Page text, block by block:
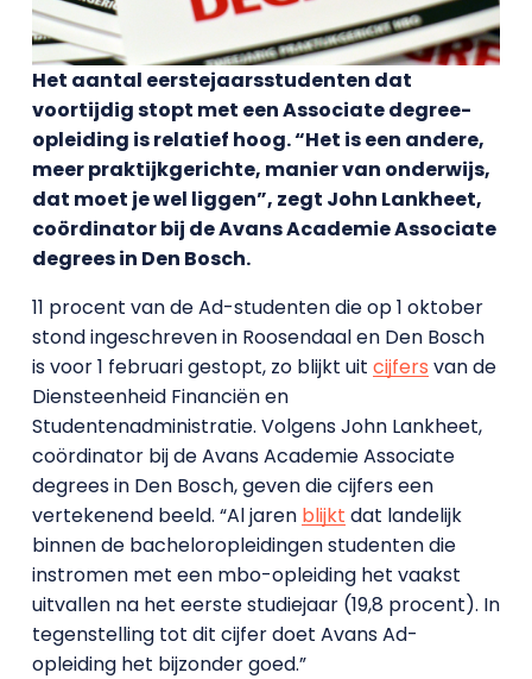
Het aantal eerstejaarsstudenten dat
voortijdig stopt met een Associate degree-
opleiding is relatief hoog. “Het is een andere,
meer praktijkgerichte, manier van onderwijs,
dat moet je wel liggen”, zegt John Lankheet,
coördinator bij de Avans Academie Associate
degrees in Den Bosch.
11 procent van de Ad-studenten die op 1 oktober
stond ingeschreven in Roosendaal en Den Bosch
is voor 1 februari gestopt, zo blijkt uit cijfers van de
Diensteenheid Financiën en
Studentenadministratie. Volgens John Lankheet,
coördinator bij de Avans Academie Associate
degrees in Den Bosch, geven die cijfers een
vertekenend beeld. “Al jaren blijkt dat landelijk
binnen de bacheloropleidingen studenten die
instromen met een mbo-opleiding het vaakst
uitvallen na het eerste studiejaar (19,8 procent). In
tegenstelling tot dit cijfer doet Avans Ad-
opleiding het bijzonder goed.”